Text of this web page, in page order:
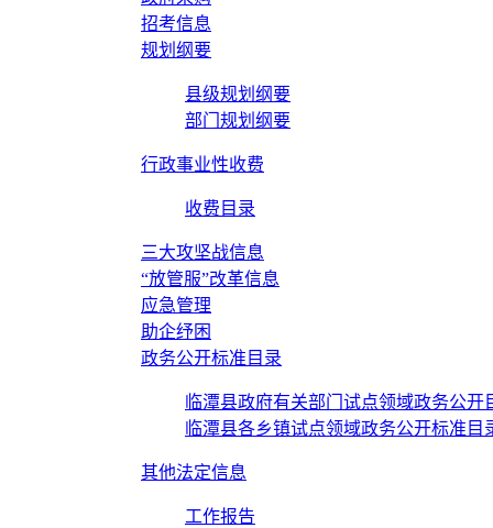
招考信息
规划纲要
县级规划纲要
部门规划纲要
行政事业性收费
收费目录
三大攻坚战信息
“放管服”改革信息
应急管理
助企纾困
政务公开标准目录
临潭县政府有关部门试点领域政务公开
临潭县各乡镇试点领域政务公开标准目
其他法定信息
工作报告